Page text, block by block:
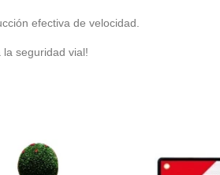
efectiva de velocidad.
seguridad vial!